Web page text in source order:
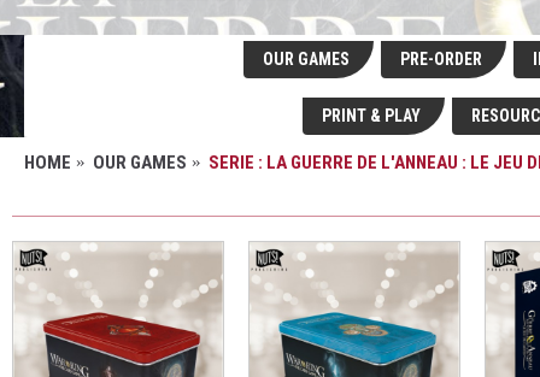
OUR GAMES PRE-ORDER
PRINT & PLAY
HOME OUR GAMES SERIE : LA GUERRE DE L'ANNEAU : LE JEU